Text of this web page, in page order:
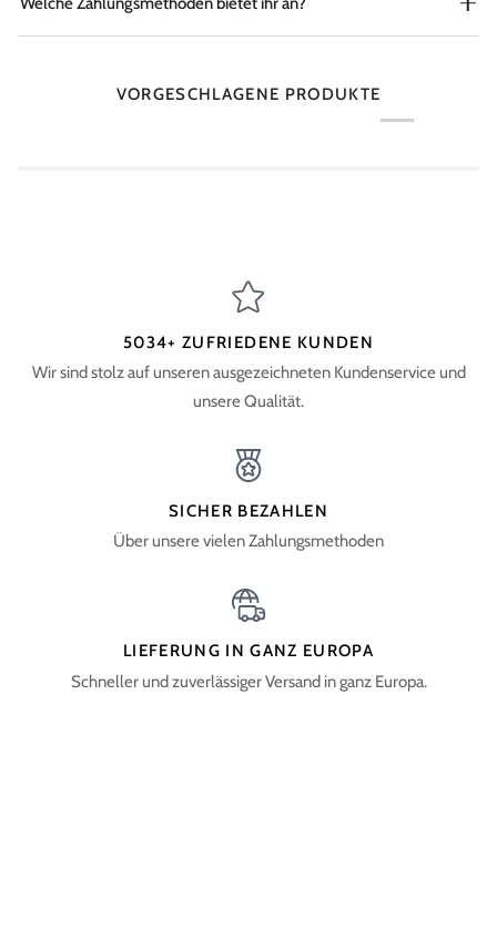
VORGESCHLAGENE PRODUKTE
5034+ ZUFRIEDENE KUNDEN
Wir sind stolz auf unseren ausgezeichneten Kundenservice und
unsere Qualität.
SICHER BEZAHLEN
Über unsere vielen Zahlungsmethoden
LIEFERUNG IN GANZ EUROPA
Schneller und zuverlässiger Versand in ganz Europa.